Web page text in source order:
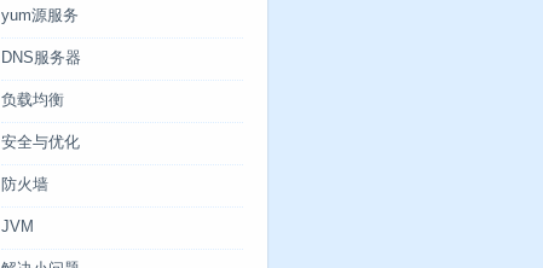
yum源服务
DNS服务器
负载均衡
安全与优化
防火墙
JVM